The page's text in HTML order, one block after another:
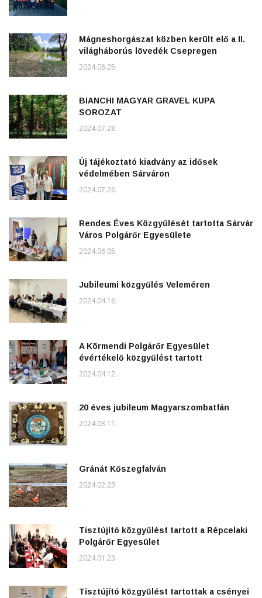
Mágneshorgászat közben került elő a II.
világháborús lövedék Csepregen
2024.08.25.
BIANCHI MAGYAR GRAVEL KUPA
SOROZAT
2024.07.28.
Új tájékoztató kiadvány az idősek
védelmében Sárváron
2024.07.26.
Rendes Éves Közgyűlését tartotta Sárvár
Város Polgárőr Egyesülete
2024.06.05.
Jubileumi közgyűlés Veleméren
2024.04.16.
A Körmendi Polgárőr Egyesület
évértékelő közgyűlést tartott
2024.04.12.
20 éves jubileum Magyarszombatfán
2024.03.11.
Gránát Kőszegfalván
2024.02.23.
Tisztújító közgyűlést tartott a Répcelaki
Polgárőr Egyesület
2024.01.23.
Tisztújító közgyűlést tartottak a csényei